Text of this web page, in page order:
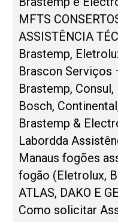
MFTS
ASSISTÊNCIA
Brastemp,
Brascon Serviços
Brastemp,
Bosch,
Brastemp &
Labordda
Manaus fogões
fogão (Eletrolux,
ATLAS, DAKO E
Como solicitar